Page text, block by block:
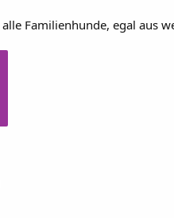
Familienhunde, egal aus